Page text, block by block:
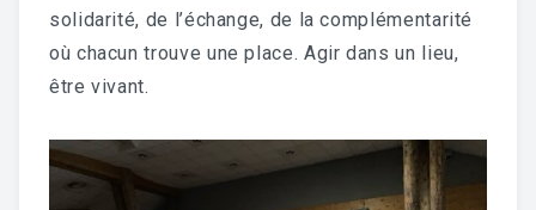
solidarité, de l’échange, de la complémentarité
où chacun trouve une place. Agir dans un lieu,
être vivant.